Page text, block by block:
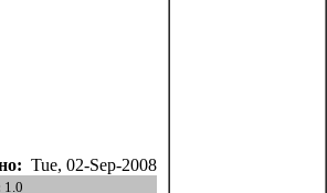
Tue, 02-Sep-2008
1.0